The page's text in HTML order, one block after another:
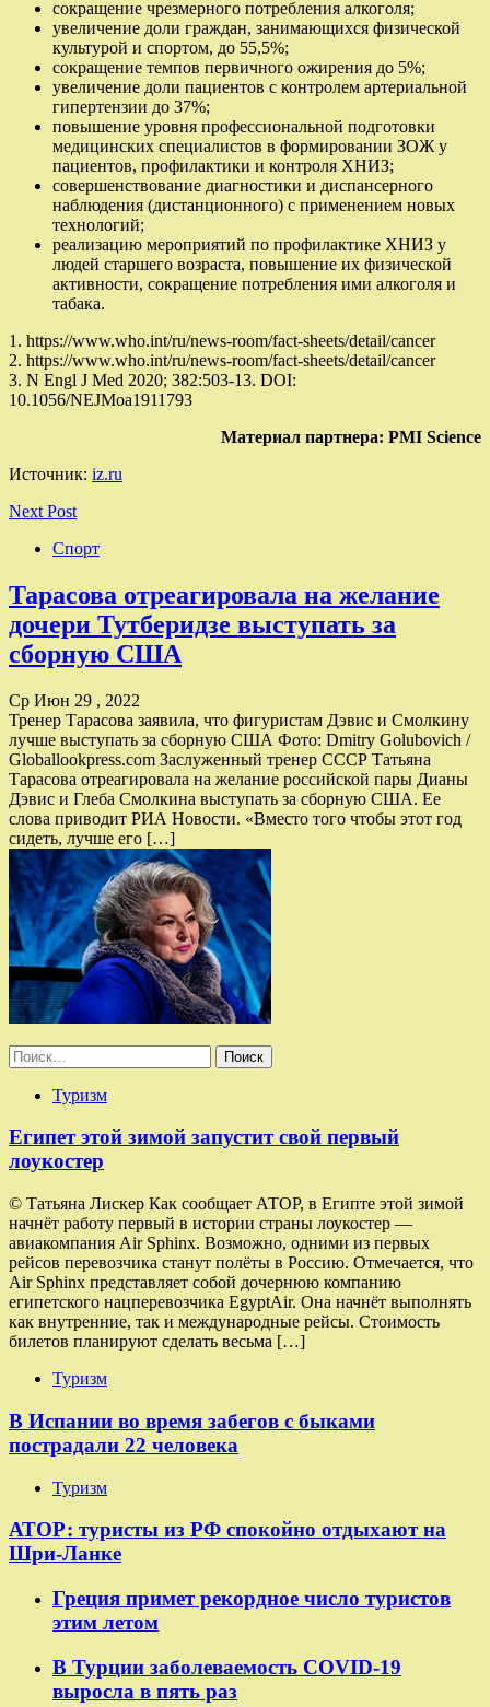
сокращение чрезмерного потребления алкоголя;
увеличение доли граждан, занимающихся физической
культурой и спортом, до 55,5%;
сокращение темпов первичного ожирения до 5%;
увеличение доли пациентов с контролем артериальной
гипертензии до 37%;
повышение уровня профессиональной подготовки
медицинских специалистов в формировании ЗОЖ у
пациентов, профилактики и контроля ХНИЗ;
совершенствование диагностики и диспансерного
наблюдения (дистанционного) с применением новых
технологий;
реализацию мероприятий по профилактике ХНИЗ у
людей старшего возраста, повышение их физической
активности, сокращение потребления ими алкоголя и
табака.
1. https://www.who.int/ru/news-room/fact-sheets/detail/cancer
2. https://www.who.int/ru/news-room/fact-sheets/detail/cancer
3. N Engl J Med 2020; 382:503-13. DOI:
10.1056/NEJMoa1911793
Материал партнера: PMI Science
Источник: iz.ru
Next Post
Спорт
Тарасова отреагировала на желание
дочери Тутберидзе выступать за
сборную США
Ср Июн 29 , 2022
Тренер Тарасова заявила, что фигуристам Дэвис и Смолкину
лучше выступать за сборную США Фото: Dmitry Golubovich /
Globallookpress.com Заслуженный тренер СССР Татьяна
Тарасова отреагировала на желание российской пары Дианы
Дэвис и Глеба Смолкина выступать за сборную США. Ее
слова приводит РИА Новости. «Вместо того чтобы этот год
сидеть, лучше его […]
Найти:
Туризм
Египет этой зимой запустит свой первый
лоукостер
© Татьяна Лискер Как сообщает АТОР, в Египте этой зимой
начнёт работу первый в истории страны лоукостер —
авиакомпания Air Sphinx. Возможно, одними из первых
рейсов перевозчика станут полёты в Россию. Отмечается, что
Air Sphinx представляет собой дочернюю компанию
египетского нацперевозчика EgyptAir. Она начнёт выполнять
как внутренние, так и международные рейсы. Стоимость
билетов планируют сделать весьма […]
Туризм
В Испании во время забегов с быками
пострадали 22 человека
Туризм
АТОР: туристы из РФ спокойно отдыхают на
Шри-Ланке
Греция примет рекордное число туристов
этим летом
В Турции заболеваемость COVID-19
выросла в пять раз